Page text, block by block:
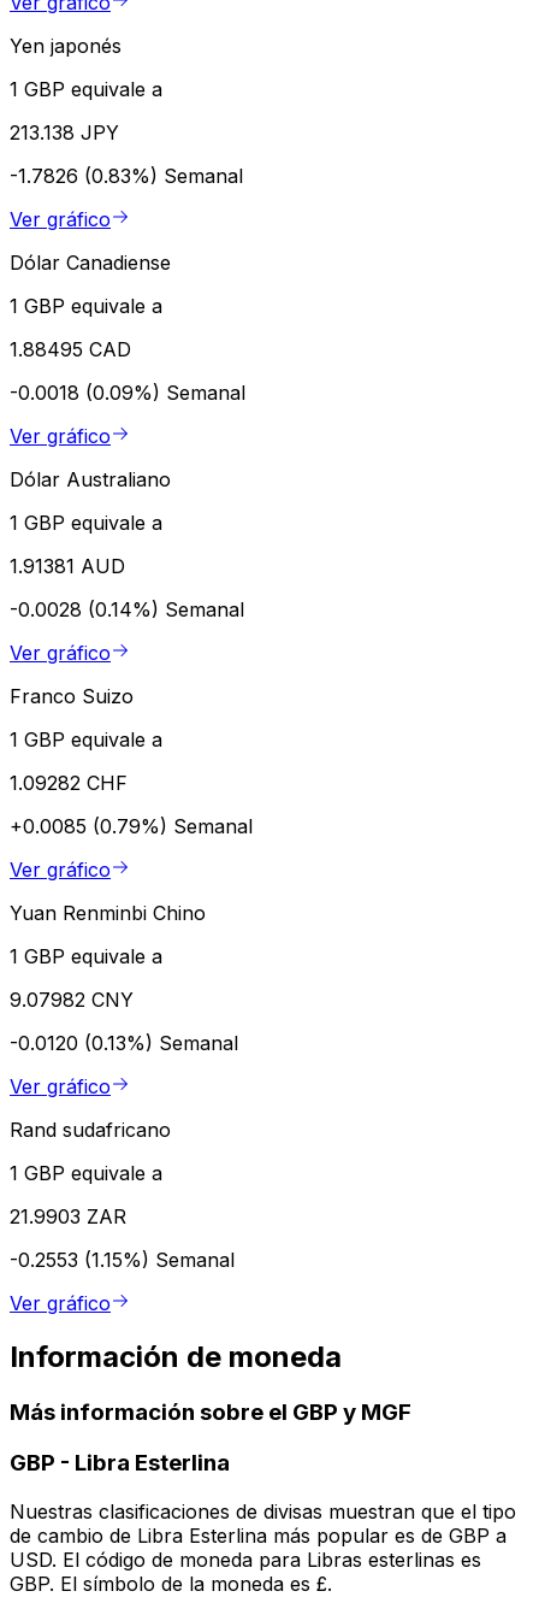
Yen japonés
1 GBP equivale a
213.138 JPY
-1.7826 (0.83%) Semanal
Ver gráfico
Dólar Canadiense
1 GBP equivale a
1.88495 CAD
-0.0018 (0.09%) Semanal
Ver gráfico
Dólar Australiano
1 GBP equivale a
1.91381 AUD
-0.0028 (0.14%) Semanal
Ver gráfico
Franco Suizo
1 GBP equivale a
1.09282 CHF
+0.0085 (0.79%) Semanal
Ver gráfico
Yuan Renminbi Chino
1 GBP equivale a
9.07982 CNY
-0.0120 (0.13%) Semanal
Ver gráfico
Rand sudafricano
1 GBP equivale a
21.9903 ZAR
-0.2553 (1.15%) Semanal
Ver gráfico
Información de moneda
Más información sobre el GBP y MGF
GBP - Libra Esterlina
Nuestras clasificaciones de divisas muestran que el tipo
de cambio de Libra Esterlina más popular es de GBP a
USD. El código de moneda para Libras esterlinas es
GBP. El símbolo de la moneda es £.